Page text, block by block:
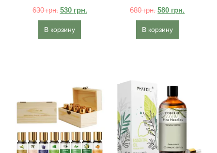
630грн. 530 грн.
В корзину
680грн. 580 грн.
В корзину